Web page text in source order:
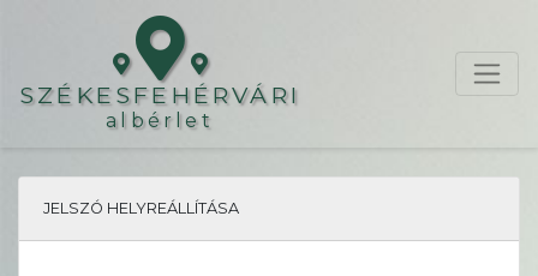
SZÉKESFEHÉRVÁRI
albérlet
JELSZÓ HELYREÁLLÍTÁSA